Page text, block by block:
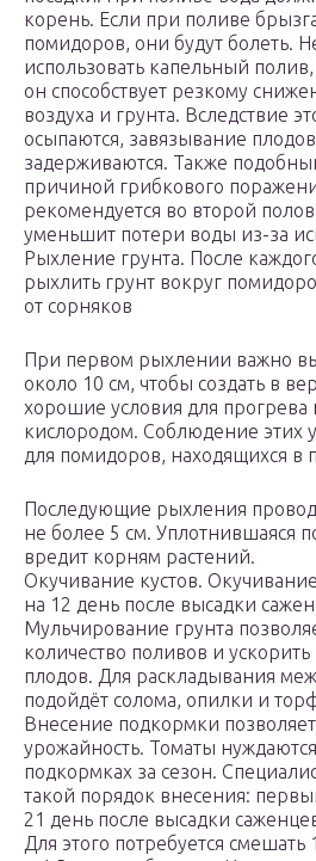
корень. Если при поливе
помидоров, они будут болеть.
использовать капельный полив,
он способствует резкому
воздуха и грунта. Вследствие
осыпаются, завязывание
задерживаются. Также
причиной грибкового
рекомендуется во второй
уменьшит потери воды из-за
Рыхление грунта. После
рыхлить грунт вокруг
от сорняков
При первом рыхлении важно
около 10 см, чтобы создать в
хорошие условия для
кислородом. Соблюдение этих
для помидоров, находящихся в
Последующие рыхления
не более 5 см. Уплотнившаяся
вредит корням растений.
Окучивание кустов.
на 12 день после высадки
Мульчирование грунта
количество поливов и
плодов. Для раскладывания
подойдёт солома, опилки и
Внесение подкормки
урожайность. Томаты
подкормках за сезон.
такой порядок внесения:
21 день после высадки
Для этого потребуется